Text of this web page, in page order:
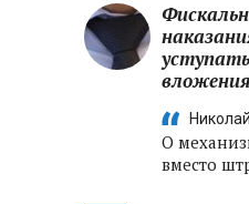
О
вместо